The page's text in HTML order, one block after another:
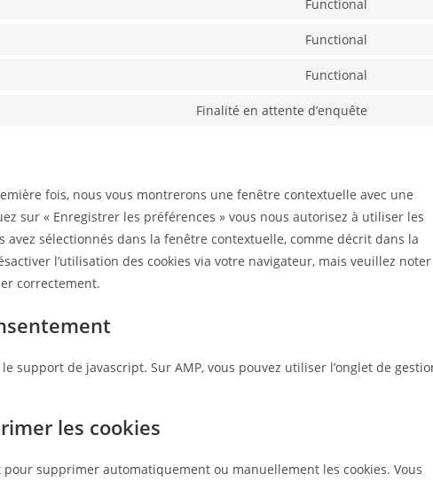
Functional
Functional
Functional
Finalité en attente d’enquête
fois, nous vous montrerons une fenêtre contextuelle avec une
sur « Enregistrer les préférences » vous nous autorisez à utiliser les
avez sélectionnés dans la fenêtre contextuelle, comme décrit dans la
l’utilisation des cookies via votre navigateur, mais veuillez noter
correctement.
support de javascript. Sur AMP, vous pouvez utiliser l’onglet de
les cookies
supprimer automatiquement ou manuellement les cookies. Vous